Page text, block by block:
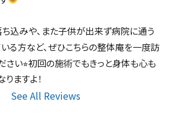
込みや、また子供が出来ず病院に通う
る方など、ぜひこちらの整体庵を一度訪
さい⭐︎初回の施術でもきっと身体も心も
りますよ！
See All Reviews